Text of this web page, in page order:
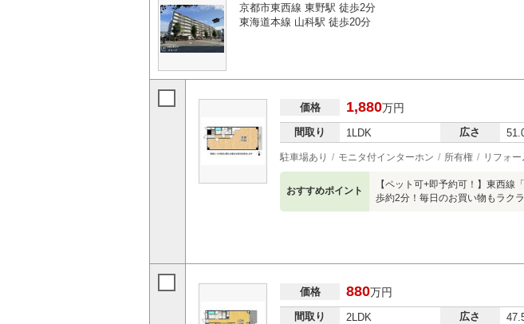
京都市東西線 東野駅 徒歩2分
東海道本線 山科駅 徒歩20分
価格 1,880万円
間取り 1LDK 広さ
駐車場あり モニタ付インターホン 所有権 リフォ
おすすめポイント
【ペット可+即予約可！】東西
歩約2分！毎日のお買い物もラク
価格 880万円
間取り 2LDK 広さ